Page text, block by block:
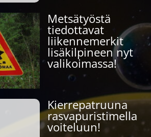
Metsätyöstä
tiedottavat
liikennemerkit
lisäkilpineen nyt
valikoimassa!
Kierrepatruuna
rasvapuristimella
voiteluun!